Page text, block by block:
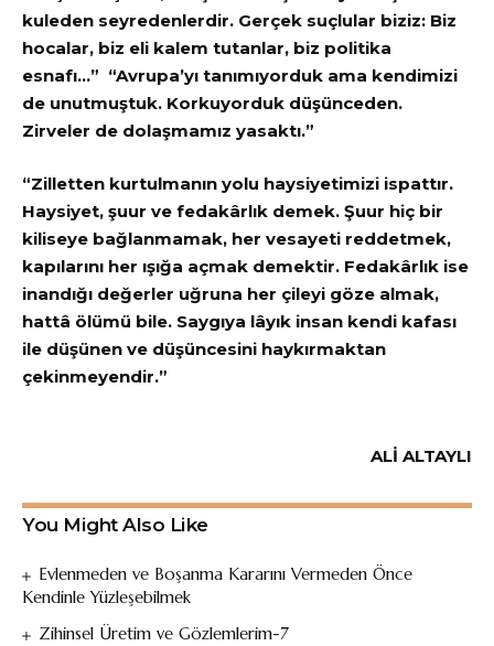
kuleden seyredenlerdir. Gerçek suçlular biziz: Biz
hocalar, biz eli kalem tutanlar, biz politika
esnafı…” “Avrupa’yı tanımıyorduk ama kendimizi
de unutmuştuk. Korkuyorduk düşünceden.
Zirveler de dolaşmamız yasaktı.”
“Zilletten kurtulmanın yolu haysiyetimizi ispattır.
Haysiyet, şuur ve fedakârlık demek. Şuur hiç bir
kiliseye bağlanmamak, her vesayeti reddetmek,
kapılarını her ışığa açmak demektir. Fedakârlık ise
inandığı değerler uğruna her çileyi göze almak,
hattâ ölümü bile. Saygıya lâyık insan kendi kafası
ile düşünen ve düşüncesini haykırmaktan
çekinmeyendir.”
ALİ ALTAYLI
You Might Also Like
Evlenmeden ve Boşanma Kararını Vermeden Önce
Kendinle Yüzleşebilmek
Zihinsel Üretim ve Gözlemlerim-7